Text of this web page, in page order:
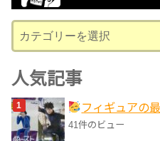
ブ
テ
ゴ
リ
ー
人気記事
フィギュアの
41件のビュー